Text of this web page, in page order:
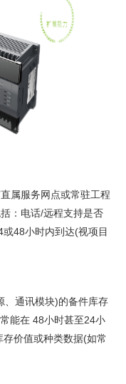
属服务网点或常驻工程
：电话/远程支持是否
48小时内到达(视项目
通讯模块)的备件库存
能在 48小时甚至24小
价值或种类数据(如常